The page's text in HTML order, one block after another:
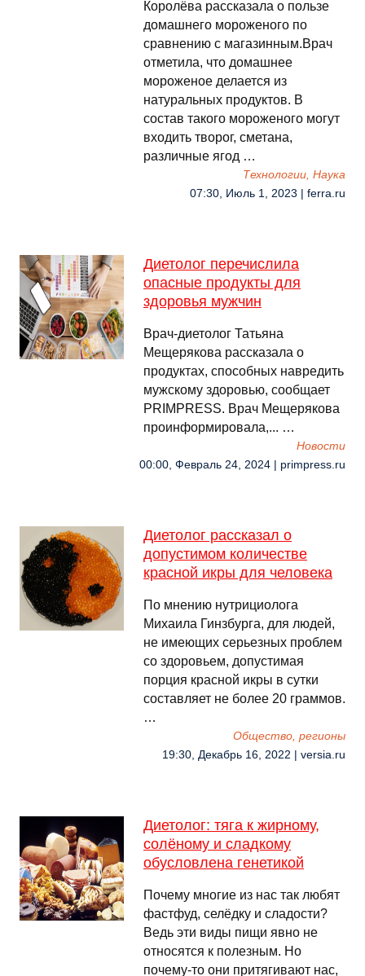
Королёва рассказала о пользе
домашнего мороженого по
сравнению с магазинным.Врач
отметила, что домашнее
мороженое делается из
натуральных продуктов. В
состав такого мороженого могут
входить творог, сметана,
различные ягод …
Технологии, Наука
07:30, Июль 1, 2023 | ferra.ru
Диетолог перечислила
опасные продукты для
здоровья мужчин
Врач-диетолог Татьяна
Мещерякова рассказала о
продуктах, способных навредить
мужскому здоровью, сообщает
PRIMPRESS. Врач Мещерякова
проинформировала,... …
Новости
00:00, Февраль 24, 2024 | primpress.ru
Диетолог рассказал о
допустимом количестве
красной икры для человека
По мнению нутрициолога
Михаила Гинзбурга, для людей,
не имеющих серьезных проблем
со здоровьем, допустимая
порция красной икры в сутки
составляет не более 20 граммов.
…
Общество, регионы
19:30, Декабрь 16, 2022 | versia.ru
Диетолог: тяга к жирному,
солёному и сладкому
обуcловлена генетикой
Почему многие из нас так любят
фастфуд, селёдку и сладости?
Ведь эти виды пищи явно не
относятся к полезным. Но
почему-то они притягивают нас,